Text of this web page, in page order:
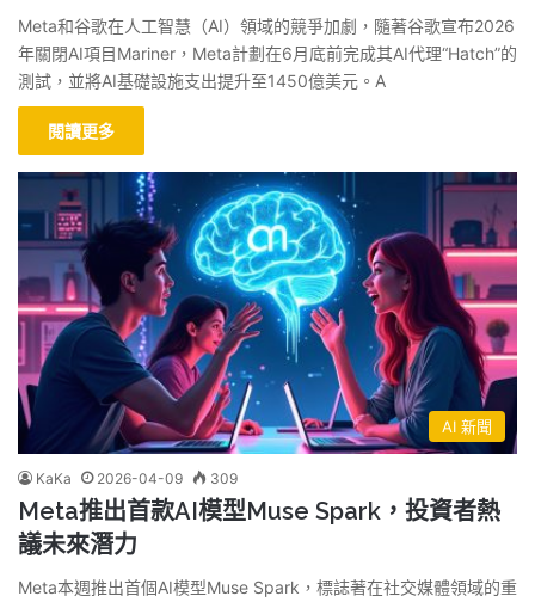
Meta和谷歌在人工智慧（AI）領域的競爭加劇，隨著谷歌宣布2026
年關閉AI項目Mariner，Meta計劃在6月底前完成其AI代理“Hatch”的
測試，並將AI基礎設施支出提升至1450億美元。A
閱讀更多
AI 新聞
KaKa 2026-04-09 309
Meta推出首款AI模型Muse Spark，投資者熱
議未來潛力
Meta本週推出首個AI模型Muse Spark，標誌著在社交媒體領域的重